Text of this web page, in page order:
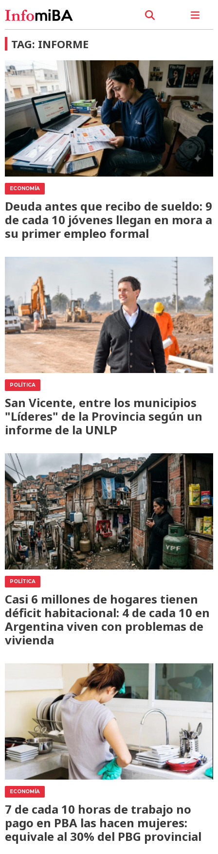
TAG: INFORME
ECONOMÍA
Deuda antes que recibo de sueldo: 9
de cada 10 jóvenes llegan en mora a
su primer empleo formal
POLÍTICA
San Vicente, entre los municipios
"Líderes" de la Provincia según un
informe de la UNLP
POLÍTICA
Casi 6 millones de hogares tienen
déficit habitacional: 4 de cada 10 en
Argentina viven con problemas de
vivienda
ECONOMÍA
7 de cada 10 horas de trabajo no
pago en PBA las hacen mujeres:
equivale al 30% del PBG provincial